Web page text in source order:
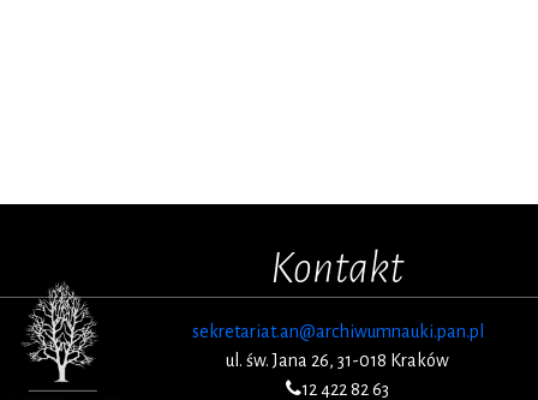
Kontakt
sekretariat.an@archiwumnauki.pan.pl
ul. św. Jana 26, 31-018 Kraków
12 422 82 63